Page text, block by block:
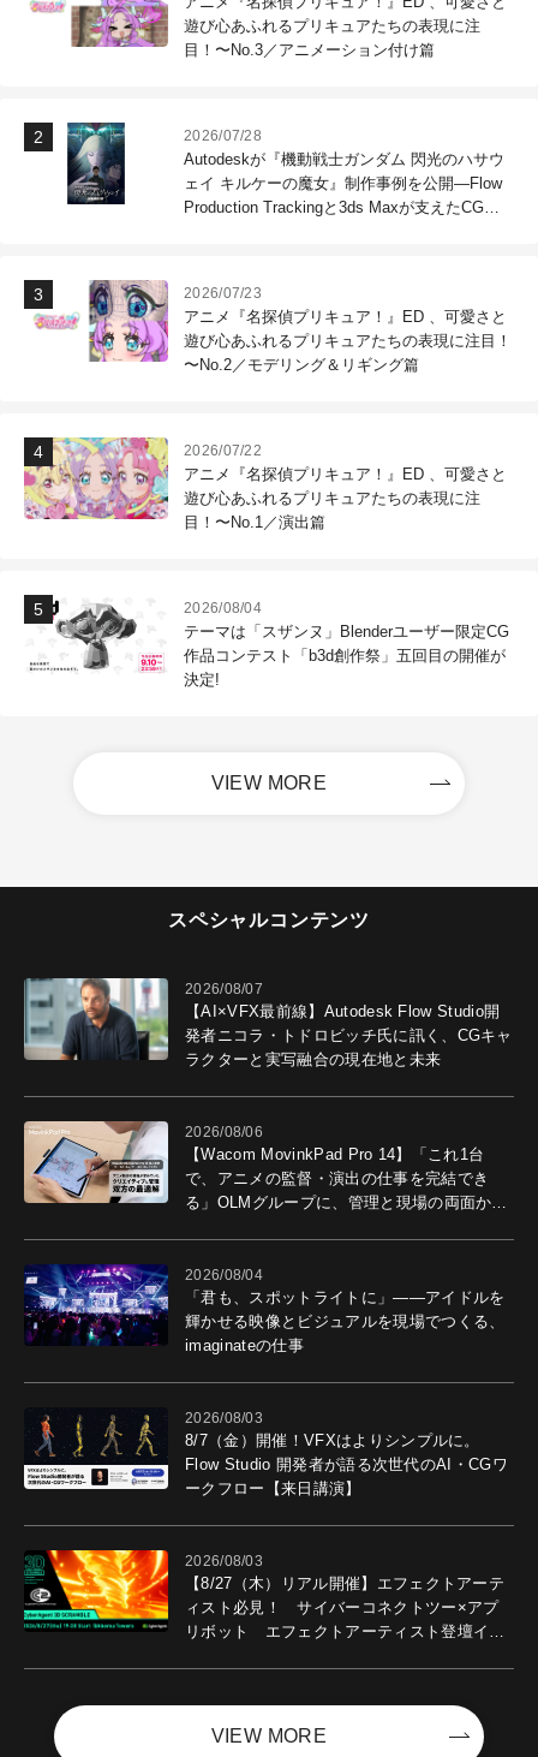
遊び心あふれるプリキュアたちの表現に注
目！〜No.3／アニメーション付け篇
2026/07/28
Autodeskが『機動戦士ガンダム 閃光のハサウ
ェイ キルケーの魔女』制作事例を公開―Flow
Production Trackingと3ds Maxが支えたCG制
2026/07/23
アニメ『名探偵プリキュア！』ED 、可愛さと
遊び心あふれるプリキュアたちの表現に注目！
〜No.2／モデリング＆リギング篇
2026/07/22
アニメ『名探偵プリキュア！』ED 、可愛さと
遊び心あふれるプリキュアたちの表現に注
目！〜No.1／演出篇
2026/08/04
テーマは「スザンヌ」Blenderユーザー限定CG
作品コンテスト「b3d創作祭」五回目の開催が
決定!
VIEW MORE
スペシャルコンテンツ
2026/08/07
【AI×VFX最前線】Autodesk Flow Studio開
発者ニコラ・トドロビッチ氏に訊く、CGキャ
ラクターと実写融合の現在地と未来
2026/08/06
【Wacom MovinkPad Pro 14】「これ1台
で、アニメの監督・演出の仕事を完結でき
る」OLMグループに、管理と現場の両面から
2026/08/04
「君も、スポットライトに」――アイドルを
輝かせる映像とビジュアルを現場でつくる、
imaginateの仕事
2026/08/03
8/7（金）開催！VFXはよりシンプルに。
Flow Studio 開発者が語る次世代のAI・CGワ
ークフロー【来日講演】
2026/08/03
【8/27（木）リアル開催】エフェクトアーテ
ィスト必見！ サイバーコネクトツー×アプ
リボット エフェクトアーティスト登壇イベ
VIEW MORE